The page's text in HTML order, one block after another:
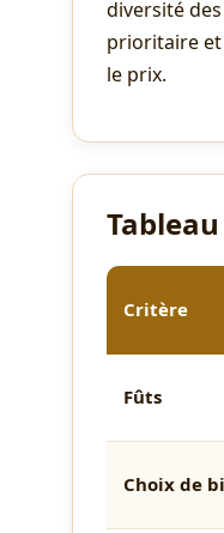
diversité
prioritaire et
le prix.
Critère
Fûts
Choix de